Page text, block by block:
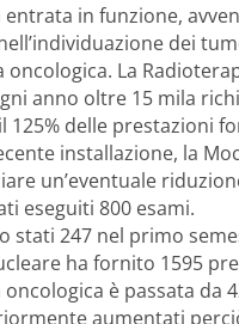
in funzione,
dei
La
anno oltre 15 mila
delle prestazioni
installazione, la
un’eventuale
eseguiti 800 esami.
stati 247 nel primo
ha fornito 1595
è passata da
aumentati